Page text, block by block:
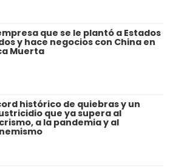
que se le plantó a Estados
y hace negocios con China en
Muerta
histórico de quiebras y un
que ya supera al
a la pandemia y al